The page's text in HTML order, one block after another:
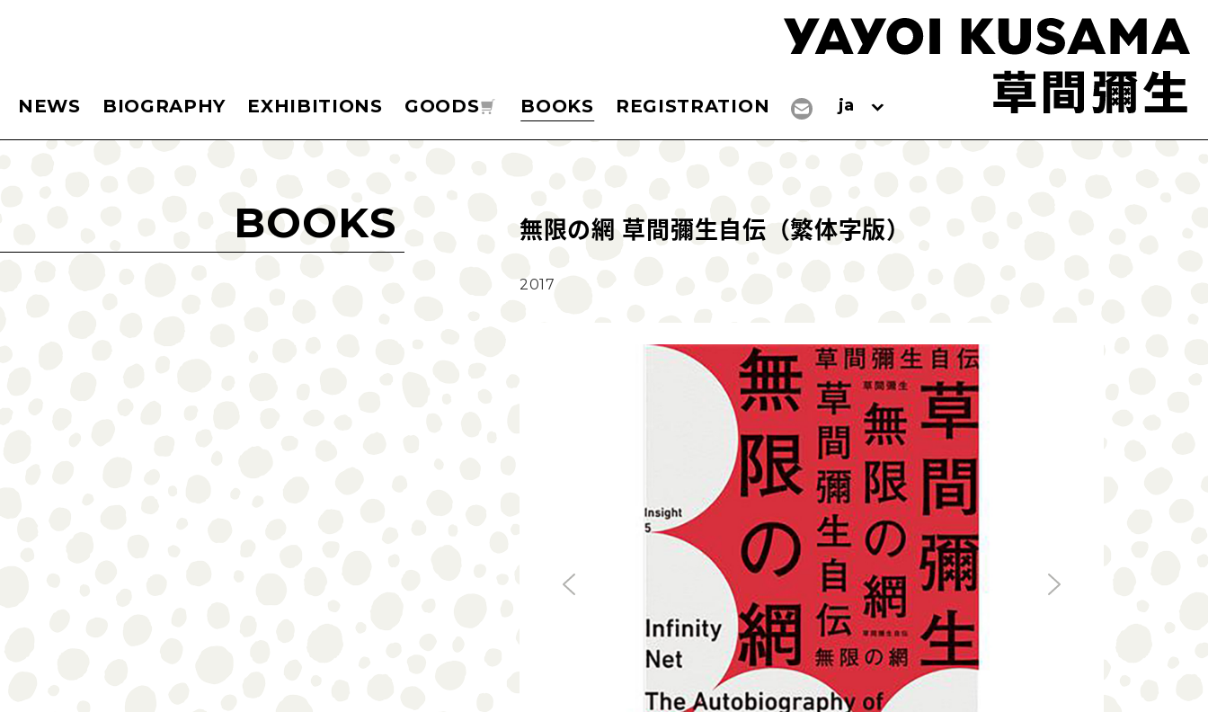
NEWS BIOGRAPHY EXHIBITIONS GOODS BOOKS REGISTRATION ja
BOOKS 無限の網 草間彌生自伝（繁体字版）
2017